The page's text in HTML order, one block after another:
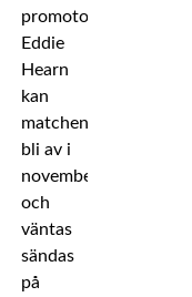
promotorn
Eddie
Hearn
kan
matchen
bli av i
november
och
väntas
sändas
på